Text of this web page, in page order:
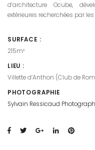
d’architecture Ocube,
extérieures recherchées par
SURFACE :
215m²
LIEU :
Villette d’Anthon (Club de
PHOTOGRAPHIE
Sylvain Ressicaud